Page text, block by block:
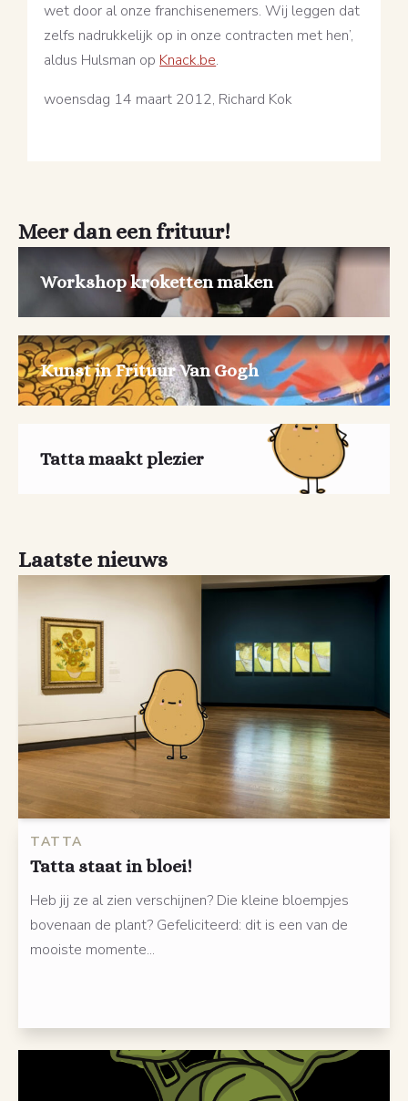
wet door al onze franchisenemers. Wij leggen dat
zelfs nadrukkelijk op in onze contracten met hen’,
aldus Hulsman op Knack.be.
woensdag 14 maart 2012, Richard Kok
Meer dan een frituur!
Workshop kroketten maken
Kunst in Frituur Van Gogh
Tatta maakt plezier
Laatste nieuws
TATTA
Tatta staat in bloei!
Heb jij ze al zien verschijnen? Die kleine bloempjes
bovenaan de plant? Gefeliciteerd: dit is een van de
mooiste momente...